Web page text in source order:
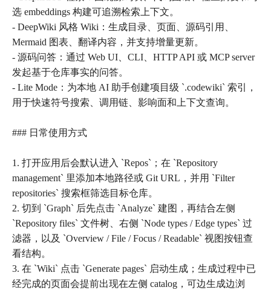
选 embeddings 构建可追溯检索上下文。
- DeepWiki 风格 Wiki：生成目录、页面、源码引用、
Mermaid 图表、翻译内容，并支持增量更新。
- 源码问答：通过 Web UI、CLI、HTTP API 或 MCP server
发起基于仓库事实的问答。
- Lite Mode：为本地 AI 助手创建项目级 `.codewiki` 索引，
用于快速符号搜索、调用链、影响面和上下文查询。
### 日常使用方式
1. 打开应用后会默认进入 `Repos`；在 `Repository
management` 里添加本地路径或 Git URL，并用 `Filter
repositories` 搜索框筛选目标仓库。
2. 切到 `Graph` 后先点击 `Analyze` 建图，再结合左侧
`Repository files` 文件树、右侧 `Node types / Edge types` 过
滤器，以及 `Overview / File / Focus / Readable` 视图按钮查
看结构。
3. 在 `Wiki` 点击 `Generate pages` 启动生成；生成过程中已
经完成的页面会提前出现在左侧 catalog，可边生成边浏